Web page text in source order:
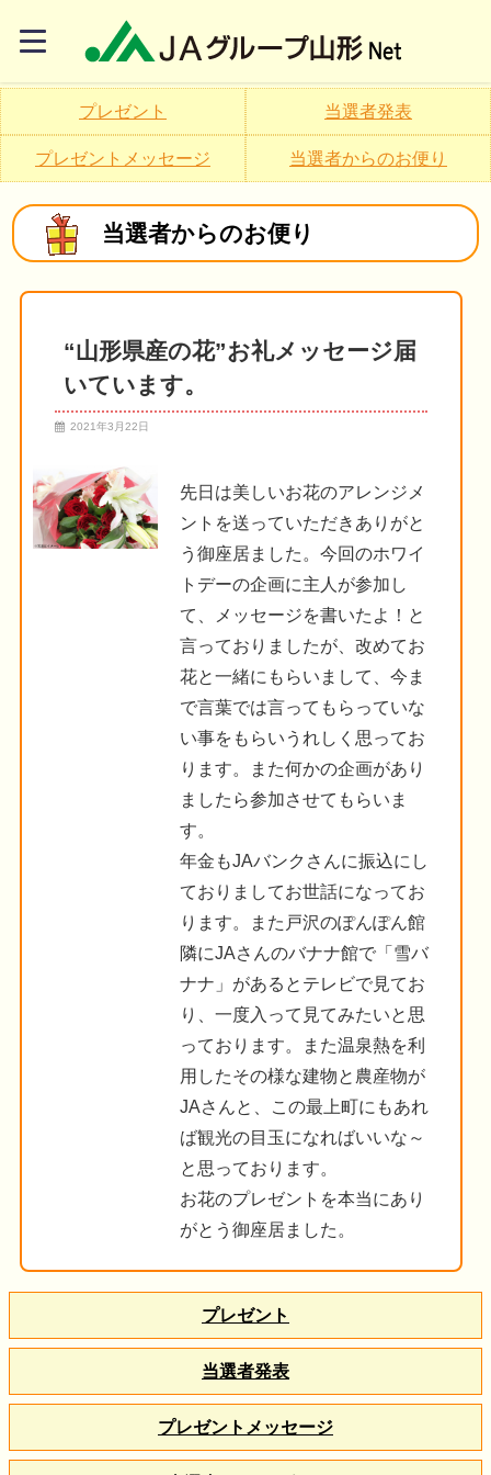
プレゼント 当選者発表
プレゼントメッセージ 当選者からのお便り
当選者からのお便り
“山形県産の花”お礼メッセージ届
いています。
2021年3月22日
先日は美しいお花のアレンジメ
ントを送っていただきありがと
う御座居ました。今回のホワイ
トデーの企画に主人が参加し
て、メッセージを書いたよ！と
言っておりましたが、改めてお
花と一緒にもらいまして、今ま
で言葉では言ってもらっていな
い事をもらいうれしく思ってお
ります。また何かの企画があり
ましたら参加させてもらいま
す。
年金もJAバンクさんに振込にし
ておりましてお世話になってお
ります。また戸沢のぽんぽん館
隣にJAさんのバナナ館で「雪バ
ナナ」があるとテレビで見てお
り、一度入って見てみたいと思
っております。また温泉熱を利
用したその様な建物と農産物が
JAさんと、この最上町にもあれ
ば観光の目玉になればいいな～
と思っております。
お花のプレゼントを本当にあり
がとう御座居ました。
プレゼント
当選者発表
プレゼントメッセージ